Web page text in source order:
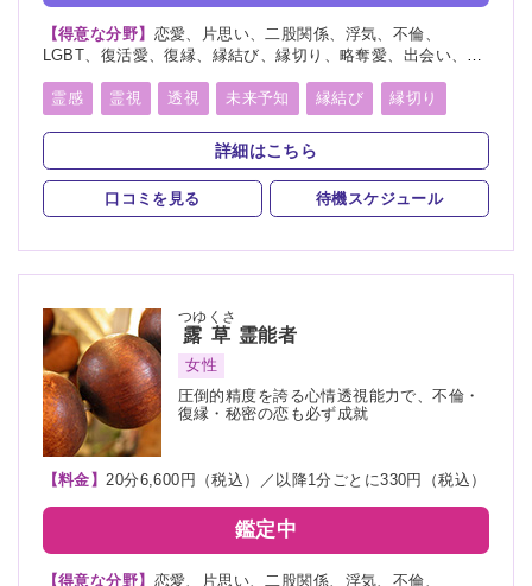
【得意な分野】 恋愛、片思い、二股関係、浮気、不倫、
LGBT、復活愛、復縁、縁結び、縁切り、略奪愛、出会い、相
間関係、人生相談、健康、ペット、物探し
霊感 霊視 透視 未来予知 縁結び 縁切り
言霊 死者霊の降霊
詳細はこちら
口コミを見る 待機スケジュール
露草
つゆくさ
霊能者
女性
圧倒的精度を誇る心情透視能力で、不倫・
復縁・秘密の恋も必ず成就
【料金】 20分6,600円（税込）／以降1分ごとに330円（税込）
鑑定中
【得意な分野】 恋愛、片思い、二股関係、浮気、不倫、